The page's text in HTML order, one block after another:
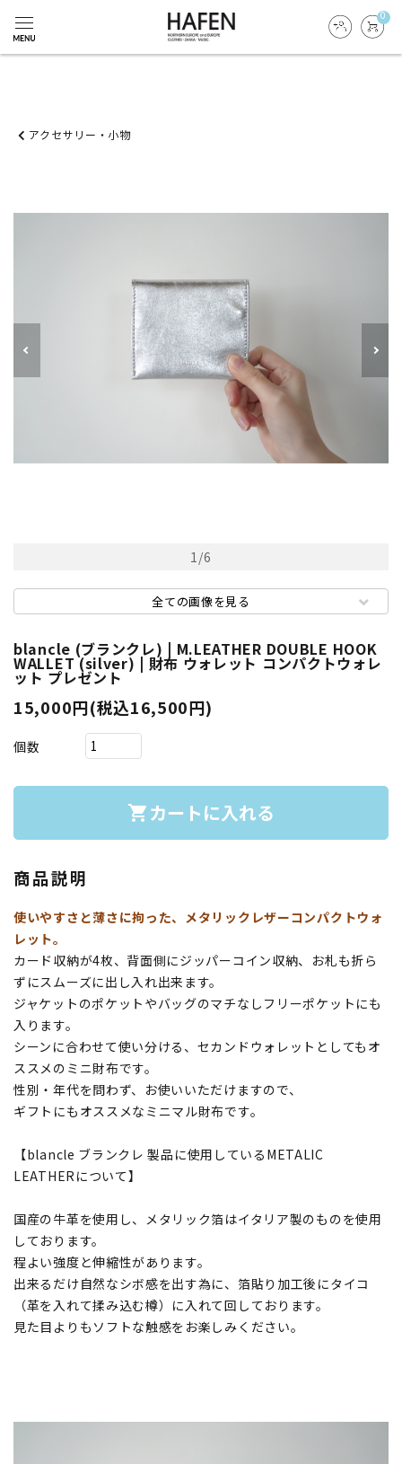
0
アクセサリー・小物
1/6
全ての画像を見る
blancle (ブランクレ) | M.LEATHER DOUBLE HOOK
WALLET (silver) | 財布 ウォレット コンパクトウォレ
ット プレゼント
15,000円(税込16,500円)
個数
shopping_cart カートに入れる
商品説明
使いやすさと薄さに拘った、メタリックレザーコンパクトウォ
レット。
カード収納が4枚、背面側にジッパーコイン収納、お札も折ら
ずにスムーズに出し入れ出来ます。
ジャケットのポケットやバッグのマチなしフリーポケットにも
入ります。
シーンに合わせて使い分ける、セカンドウォレットとしてもオ
ススメのミニ財布です。
性別・年代を問わず、お使いいただけますので、
ギフトにもオススメなミニマル財布です。
【blancle ブランクレ 製品に使用しているMETALIC
LEATHERについて】
国産の牛革を使用し、メタリック箔はイタリア製のものを使用
しております。
程よい強度と伸縮性があります。
出来るだけ自然なシボ感を出す為に、箔貼り加工後にタイコ
（革を入れて揉み込む樽）に入れて回しております。
見た目よりもソフトな触感をお楽しみください。